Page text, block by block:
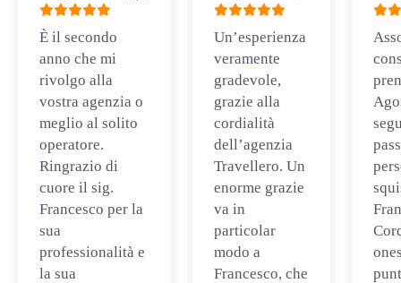
È il secondo
anno che mi
rivolgo alla
vostra agenzia o
meglio al solito
operatore.
Ringrazio di
cuore il sig.
Francesco per la
sua
professionalità e
la sua
Un’esperienza
veramente
gradevole,
grazie alla
cordialità
dell’agenzia
Travellero. Un
enorme grazie
va in
particolar
modo a
Francesco, che